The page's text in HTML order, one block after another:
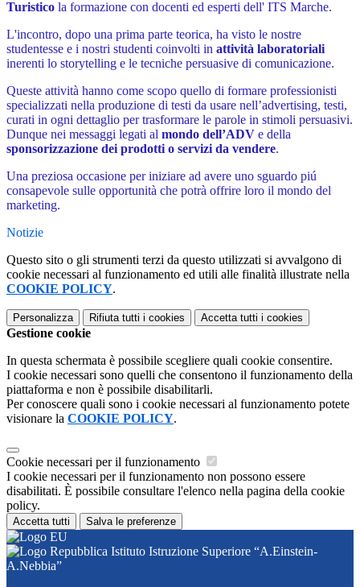
Turistico la formazione con docenti ed esperti dell' ITS Marche.
L'incontro, dopo una prima parte teorica, ha visto le nostre
studentesse e i nostri studenti coinvolti in attività laboratoriali
inerenti lo storytelling e le tecniche persuasive di comunicazione.
Queste attività hanno come scopo quello di formare professionisti
specializzati nella produzione di testi da usare nell’advertising, testi,
curati in ogni dettaglio per trasformare le parole in stimoli persuasivi.
Dunque nei messaggi legati al mondo dell’ADV e della
sponsorizzazione dei prodotti o servizi da vendere.
Una preziosa occasione per iniziare ad avere uno sguardo piú
consapevole sulle opportunità che potrà offrire loro il mondo del
marketing.
Notizie
Questo sito o gli strumenti terzi da questo utilizzati si avvalgono di
cookie necessari al funzionamento ed utili alle finalità illustrate nella
COOKIE POLICY.
Personalizza Rifiuta tutti i cookies Accetta tutti i cookies
Gestione cookie
In questa schermata è possibile scegliere quali cookie consentire.
I cookie necessari sono quelli che consentono il funzionamento della
piattaforma e non è possibile disabilitarli.
Per conoscere quali sono i cookie necessari al funzionamento potete
visionare la COOKIE POLICY.
Cookie necessari per il funzionamento
I cookie necessari per il funzionamento non possono essere
disabilitati. È possibile consultare l'elenco nella pagina della cookie
policy.
Accetta tutti Salva le preferenze
Istituto Istruzione Superiore “A.Einstein-
A.Nebbia”